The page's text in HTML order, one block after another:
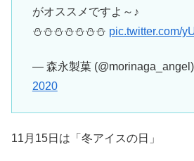
がオススメですよ～♪
⛄⛄⛄⛄⛄⛄⛄ pic.twitter.com/
— 森永製菓 (@morinaga_angel)
2020
11月15日は「冬アイスの日」